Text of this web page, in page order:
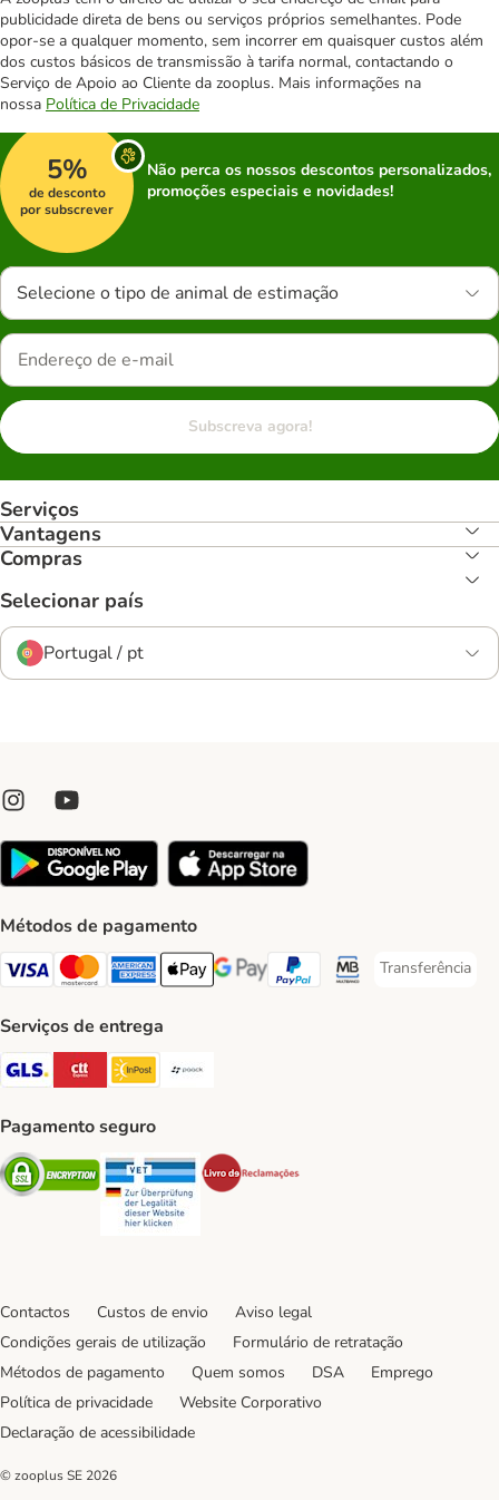
publicidade direta de bens ou serviços próprios semelhantes. Pode
opor-se a qualquer momento, sem incorrer em quaisquer custos além
dos custos básicos de transmissão à tarifa normal, contactando o
Serviço de Apoio ao Cliente da zooplus. Mais informações na
nossa Política de Privacidade
5%
de desconto
por subscrever
Não perca os nossos descontos personalizados,
promoções especiais e novidades!
Selecione o tipo de animal de estimação
Subscreva agora!
Serviços
Vantagens
Compras
Selecionar país
Portugal / pt
Métodos de pagamento
Visa Payment Method
Mastercard Payment Method
American Express Payment Method
Apple Pay Payment Method
Google Pay Payment Method
PayPal Payment Method
Multibanco Payment
Transferência
Transferência
Serviços de entrega
GLS Shipping Method
CTTExpress Shipping Method
InPost Shipping Method
Pagamento seguro
Security Security
Contactos Custos de envio
Aviso legal
Condições gerais de utilização
Formulário de retratação
Métodos de pagamento
Quem somos DSA
Emprego
Política de privacidade
Website Corporativo
Declaração de acessibilidade
© zooplus SE 2026